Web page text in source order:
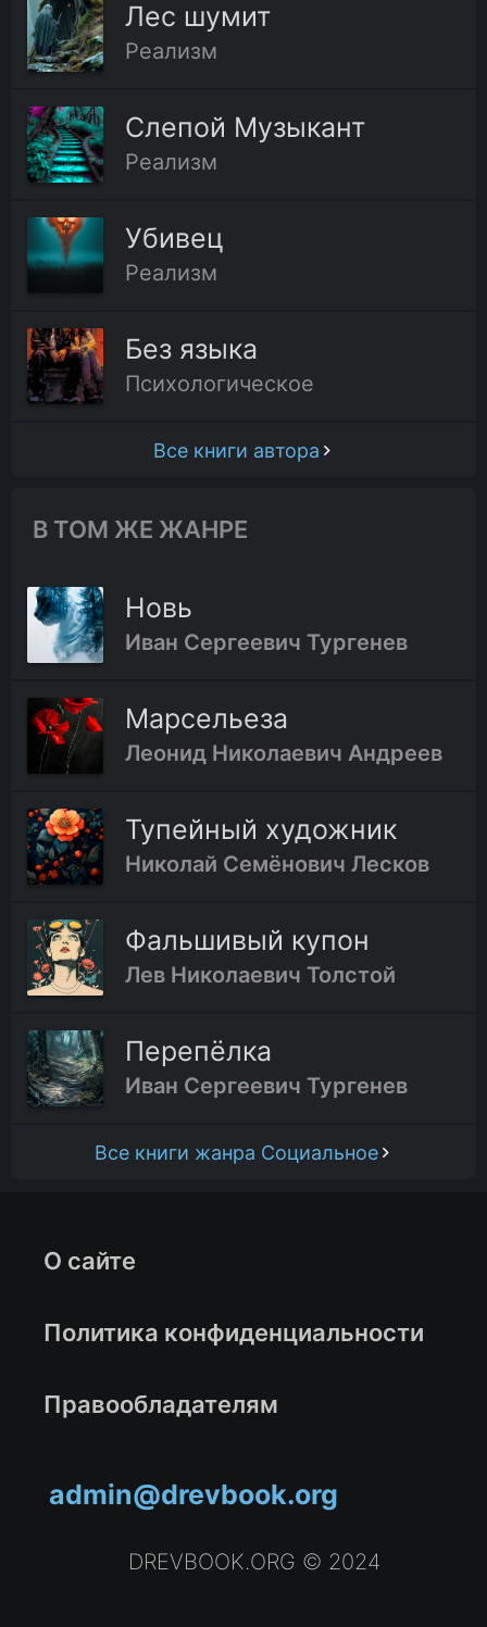
Лес шумит
Реализм
Слепой Музыкант
Реализм
Убивец
Реализм
Без языка
Психологическое
Все книги автора
В ТОМ ЖЕ ЖАНРЕ
Новь
Иван Сергеевич Тургенев
Марсельеза
Леонид Николаевич Андреев
Тупейный художник
Николай Семёнович Лесков
Фальшивый купон
Лев Николаевич Толстой
Перепёлка
Иван Сергеевич Тургенев
Все книги жанра Социальное
О сайте
Политика конфиденциальности
Правообладателям
admin@drevbook.org
DREVBOOK.ORG © 2024